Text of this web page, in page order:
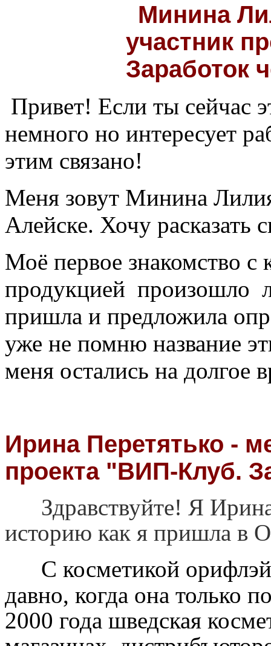
Минина
участник
Заработок
Привет! Если ты сейчас
немного но интересует
этим связано!
Меня зовут Минина
Алейске. Хочу расказать
Моё первое знакомство
продукцией произошло
пришла и предложила
уже не помню название
меня остались на долгое
Ирина Перетятько -
проекта "ВИП-Клуб.
Здравствуйте! Я
историю как я пришла
С косметикой
давно, когда она только
2000 года шведская